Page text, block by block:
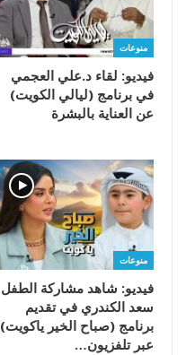
منوعات
فيديو: لقاء د.علي العجمي
في برنامج (ليالي الكويت)
عن العناية بالبشرة
منوعات
فيديو: شاهد مشاركة الطفل
سعد الكندري في تقديم
برنامج (صباح الخير ياكويت)
عبر تلفزيون…